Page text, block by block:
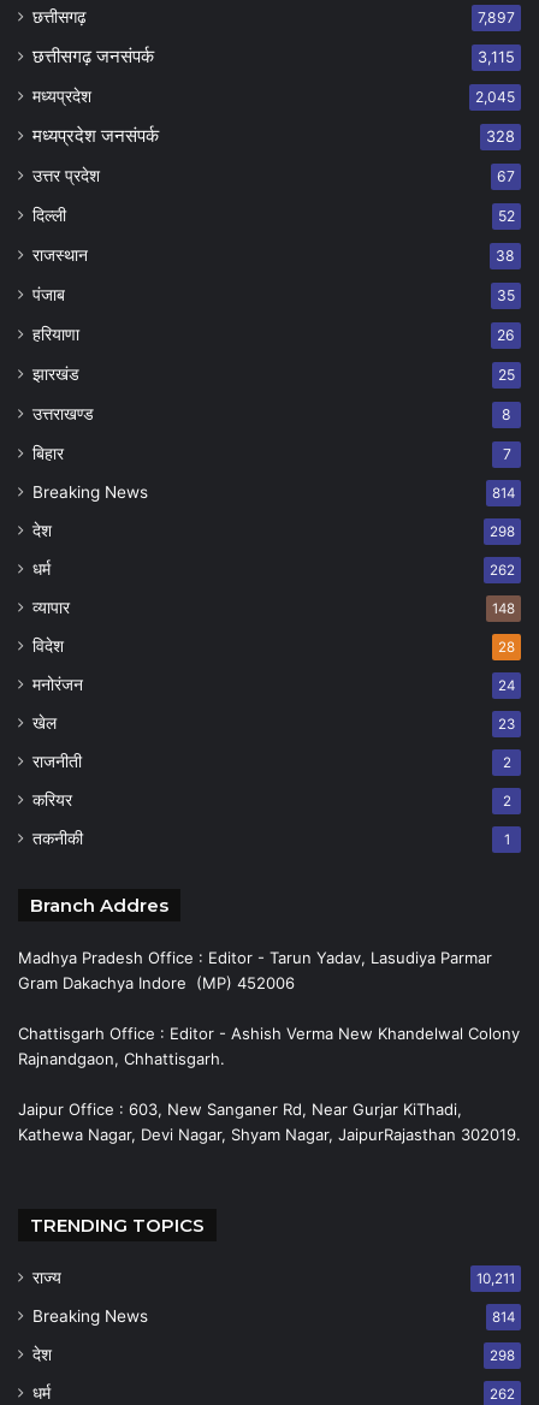
छत्तीसगढ़ 7,897
छत्तीसगढ़ जनसंपर्क 3,115
मध्यप्रदेश 2,045
मध्यप्रदेश जनसंपर्क 328
उत्तर प्रदेश 67
दिल्ली 52
राजस्थान 38
पंजाब 35
हरियाणा 26
झारखंड 25
उत्तराखण्ड 8
बिहार 7
Breaking News 814
देश 298
धर्म 262
व्यापार 148
विदेश 28
मनोरंजन 24
खेल 23
राजनीती 2
करियर 2
तकनीकी 1
Branch Addres
Madhya Pradesh Office : Editor - Tarun Yadav, Lasudiya Parmar
Gram Dakachya Indore (MP) 452006
Chattisgarh Office : Editor - Ashish Verma New Khandelwal Colony
Rajnandgaon, Chhattisgarh.
Jaipur Office : 603, New Sanganer Rd, Near Gurjar KiThadi,
Kathewa Nagar, Devi Nagar, Shyam Nagar, JaipurRajasthan 302019.
TRENDING TOPICS
राज्य 10,211
Breaking News 814
देश 298
धर्म 262